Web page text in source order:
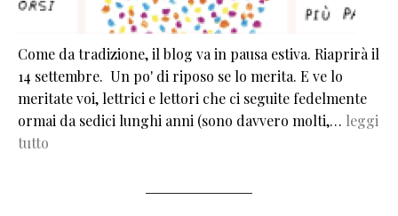
Come da tradizione, il blog va in pausa estiva. Riaprirà il
14 settembre. Un po' di riposo se lo merita. E ve lo
meritate voi, lettrici e lettori che ci seguite fedelmente
ormai da sedici lunghi anni (sono davvero molti,… leggi
tutto